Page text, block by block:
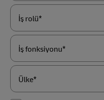
Sektörü
*
rolü*
fonksiyonu*